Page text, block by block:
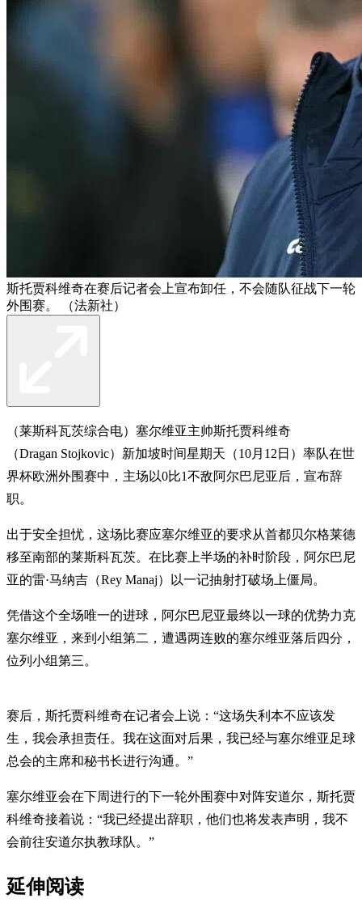
斯托贾科维奇在赛后记者会上宣布卸任，不会随队征战下一轮
外围赛。 （法新社）
（莱斯科瓦茨综合电）塞尔维亚主帅斯托贾科维奇
（Dragan Stojkovic）新加坡时间星期天（10月12日）率队在世
界杯欧洲外围赛中，主场以0比1不敌阿尔巴尼亚后，宣布辞
职。
出于安全担忧，这场比赛应塞尔维亚的要求从首都贝尔格莱德
移至南部的莱斯科瓦茨。在比赛上半场的补时阶段，阿尔巴尼
亚的雷·马纳吉（Rey Manaj）以一记抽射打破场上僵局。
凭借这个全场唯一的进球，阿尔巴尼亚最终以一球的优势力克
塞尔维亚，来到小组第二，遭遇两连败的塞尔维亚落后四分，
位列小组第三。
赛后，斯托贾科维奇在记者会上说：“这场失利本不应该发
生，我会承担责任。我在这面对后果，我已经与塞尔维亚足球
总会的主席和秘书长进行沟通。”
塞尔维亚会在下周进行的下一轮外围赛中对阵安道尔，斯托贾
科维奇接着说：“我已经提出辞职，他们也将发表声明，我不
会前往安道尔执教球队。”
延伸阅读